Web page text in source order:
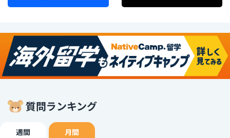
質問ランキング
週間 月間